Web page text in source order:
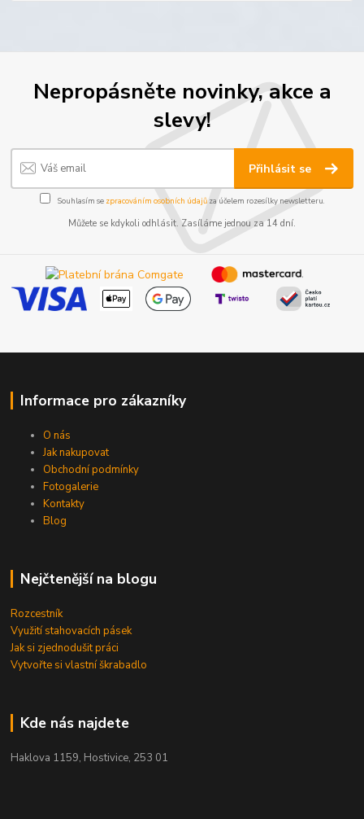
Nepropásněte novinky, akce a
slevy!
Přihlásit se
Souhlasím se zpracováním osobních údajůza účelem rozesílky newsletteru.
Můžete se kdykoli odhlásit. Zasíláme jednou za 14 dní.
Informace pro zákazníky
O nás
Jak nakupovat
Obchodní podmínky
Fotogalerie
Kontakty
Blog
Nejčtenější na blogu
Rozcestník
Využití stahovacích pásek
Jak si zjednodušit práci
Vytvořte si vlastní škrabadlo
Kde nás najdete
Haklova 1159, Hostivice, 253 01